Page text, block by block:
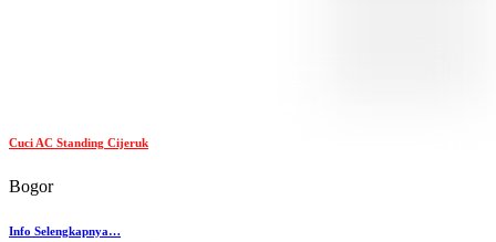
Cuci AC Standing Cijeruk
Bogor
Info Selengkapnya…